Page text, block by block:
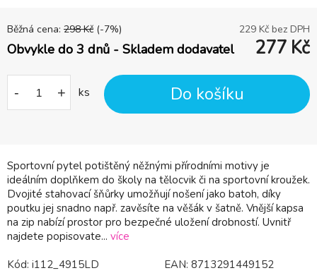
Sportovní pytel potištěný něžnými přírodními motivy je
ideálním doplňkem do školy na tělocvik či na sportovní kroužek.
Dvojité stahovací šňůrky umožňují nošení jako batoh, díky
poutku jej snadno např. zavěsíte na věšák v šatně. Vnější kapsa
na zip nabízí prostor pro bezpečné uložení drobností. Uvnitř
najdete popisovate... více
Běžná cena: 298 Kč (-7%) 229 Kč bez DPH
Obvykle do 3 dnů - Skladem dodavatel 277 Kč
- + ks Do košíku
Kód: i112_4915LD EAN: 8713291449152